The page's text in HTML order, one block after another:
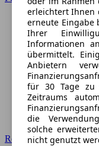
Renault
erleichtert Ihnen
erneute Eingabe
Ihrer
Informationen
übermittelt.
Anbietern
für 30 Tage zu
Zeitraums
die
solche
nicht genutzt